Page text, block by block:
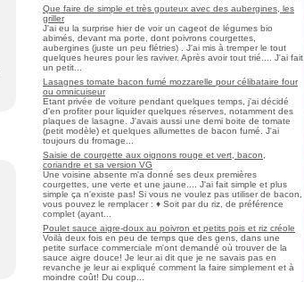
Que faire de simple et très gouteux avec des aubergines, les
griller
J'ai eu la surprise hier de voir un cageot de légumes bio
abimés, devant ma porte, dont poivrons courgettes,
aubergines (juste un peu flétries) . J'ai mis à tremper le tout
quelques heures pour les raviver. Après avoir tout trié.... J'ai fait
un petit...
Lasagnes tomate bacon fumé mozzarelle pour célibataire four
ou omnicuiseur
Etant privée de voiture pendant quelques temps, j'ai décidé
d'en profiter pour liquider quelques réserves, notamment des
plaques de lasagne. J'avais aussi une demi boite de tomate
(petit modèle) et quelques allumettes de bacon fumé. J'ai
toujours du fromage...
Saisie de courgette aux oignons rouge et vert, bacon,
coriandre et sa version VG
Une voisine absente m'a donné ses deux premières
courgettes, une verte et une jaune.... J'ai fait simple et plus
simple ça n'existe pas! Si vous ne voulez pas utiliser de bacon,
vous pouvez le remplacer : ♦ Soit par du riz, de préférence
complet (ayant...
Poulet sauce aigre-doux au poivron et petits pois et riz créole
Voilà deux fois en peu de temps que des gens, dans une
petite surface commerciale m'ont demandé où trouver de la
sauce aigre douce! Je leur ai dit que je ne savais pas en
revanche je leur ai expliqué comment la faire simplement et à
moindre coût! Du coup...